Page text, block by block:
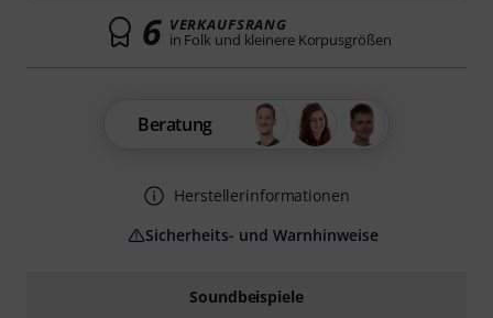
Soundbeispiele
6 VERKAUFSRANG
in Folk und kleinere Korpusgrößen
Beratung
Herstellerinformationen
Sicherheits- und Warnhinweise